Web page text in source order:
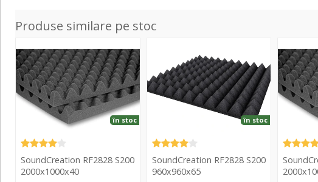
Produse similare pe stoc
S200
2000x1000x40
SoundCreation RF2828 S200
2000x1000x40
în stoc
960x960x65
SoundCreation RF2828 S200
960x960x65
în stoc
S200